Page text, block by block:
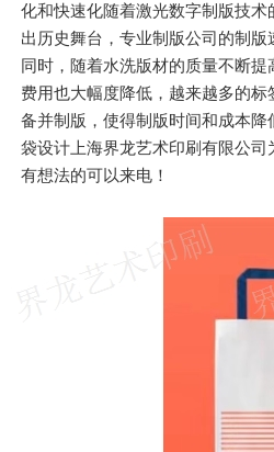
化和快速化随着激光数字制版技
出历史舞台，专业制版公司的制版
同时，随着水洗版材的质量不断
费用也大幅度降低，越来越多的
备并制版，使得制版时间和成本
袋设计上海界龙艺术印刷有限公司
有想法的可以来电！